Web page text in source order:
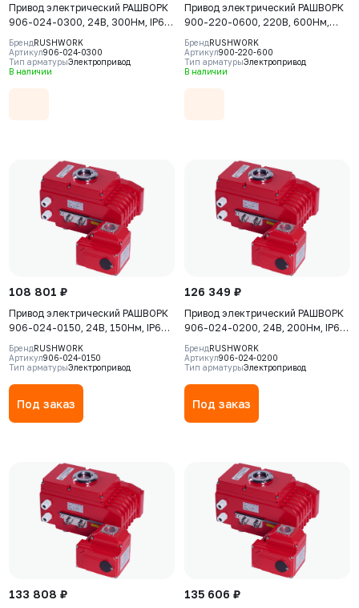
Привод электрический РАШВОРК
906-024-0300, 24В, 300Нм, IP67,
30сек
БрендRUSHWORK
Артикул906-024-0300
Тип арматурыЭлектропривод
В наличии
Привод электрический РАШВОРК
900-220-0600, 220В, 600Нм,
IP67, 40сек
БрендRUSHWORK
Артикул900-220-600
Тип арматурыЭлектропривод
В наличии
108 801 ₽
Привод электрический РАШВОРК
906-024-0150, 24В, 150Нм, IP67,
30сек
БрендRUSHWORK
Артикул906-024-0150
Тип арматурыЭлектропривод
Под заказ
126 349 ₽
Привод электрический РАШВОРК
906-024-0200, 24В, 200Нм, IP67,
30сек
БрендRUSHWORK
Артикул906-024-0200
Тип арматурыЭлектропривод
Под заказ
133 808 ₽ 135 606 ₽